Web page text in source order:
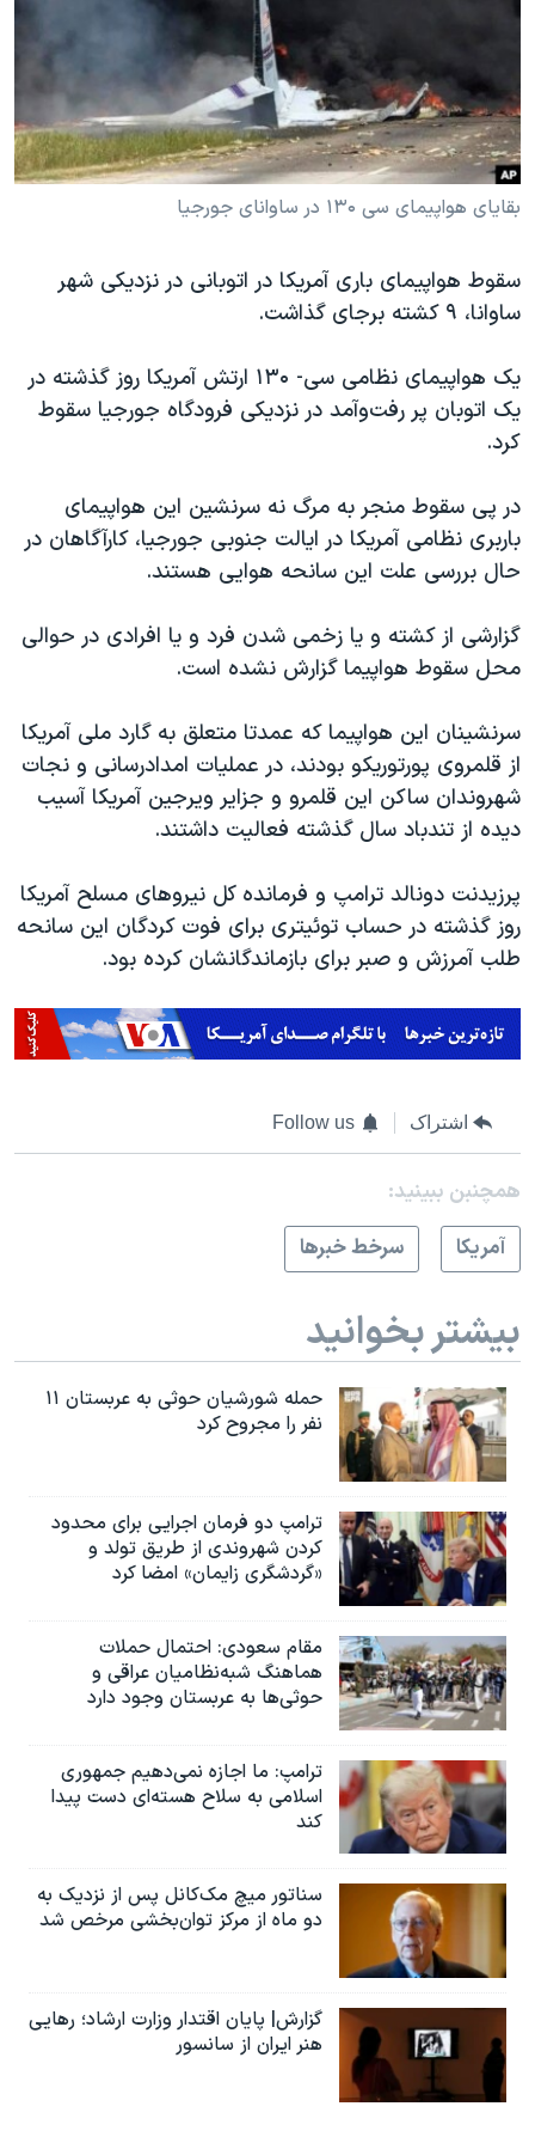
اقتصادی
علم و فناوری
آرشیو پخش زنده
انتخابات ریاست جمهوری آمریکا ۲۰۲۴
حمله جمهوری اسلامی به اسرائیل
رمز مهسا
مجموعه مستندهای دادخواهی
تریبونال مردمی آبان ۹۸
دادگاه حمید نوری
چهل سال گروگان‌گیری
قانون شفافیت دارائی کادر رهبری ایران
اعتراضات مردمی آبان ۹۸
اسرائیل در جنگ
نرگس محمدی برنده جایزه نوبل صلح
همایش محافظه‌کاران آمریکا «سی‌پک»
صفحه‌های ویژه
زبانهای مختلف
بقایای هواپیمای سی ۱۳۰ در ساوانای جورجیا
سقوط هواپیمای باری آمریکا در اتوبانی در نزدیکی شهر
ساوانا، ۹ کشته برجای گذاشت.
یک هواپیمای نظامی سی- ۱۳۰ ارتش آمریکا روز گذشته در
یک اتوبان پر رفت‌و‌آمد در نزدیکی فرودگاه جورجیا سقوط
کرد.
در پی سقوط منجر به مرگ نه سرنشین این هواپیمای
باربری نظامی آمریکا در ایالت جنوبی جورجیا، کارآگاهان در
حال بررسی علت این سانحه هوایی هستند.
گزارشی از کشته و یا زخمی شدن فرد و یا افرادی در حوالی
محل سقوط هواپیما گزارش نشده است.
سرنشینان این هواپیما که عمدتا متعلق به گارد ملی آمریکا
از قلمروی پورتوریکو بودند، در عملیات امدادرسانی و نجات
شهروندان ساکن این قلمرو و جزایر ویرجین آمریکا آسیب
دیده از تندباد سال گذشته فعالیت داشتند.
پرزیدنت دونالد ترامپ و فرمانده کل نیروهای مسلح آمریکا
روز گذشته در حساب توئیتری برای فوت کردگان این سانحه
طلب آمرزش و صبر برای بازماندگانشان کرده بود.
اشتراک Follow us
همچنبن ببینید:
آمريکا
سرخط خبرها
بیشتر بخوانید
حمله شورشیان حوثی به عربستان ۱۱
نفر را مجروح کرد
ترامپ دو فرمان اجرایی برای محدود
کردن شهروندی از طریق تولد و
«گردشگری زایمان» امضا کرد
مقام سعودی: احتمال حملات
هماهنگ شبه‌نظامیان عراقی و
حوثی‌ها به عربستان وجود دارد
ترامپ: ما اجازه نمی‌دهیم جمهوری
اسلامی به سلاح هسته‌ای دست پیدا
کند
سناتور میچ مک‌کانل پس از نزدیک به
دو ماه از مرکز توان‌بخشی مرخص شد
گزارش| پایان اقتدار وزارت ارشاد؛ رهایی
هنر ایران از سانسور